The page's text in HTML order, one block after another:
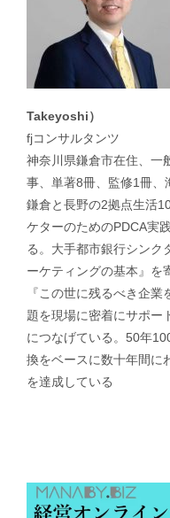
Takeyoshi）
fjコンサルタンツ
神奈川県鎌倉市在住、一
事、単著8冊、監修1冊、
鎌倉と長野の2拠点生活
ケターのためのPDCA実
る。大手都市銀行シンク
ーケティングの基本』を
『この世に残るべき企
題を現場に密着にサポー
につなげている。50年
換をベースに数十年間に
を達成している